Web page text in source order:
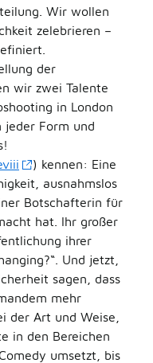
Wir wollen
zelebrieren –
der
wir zwei Talente
in London
jeder Form und
) kennen: Eine
ausnahmslos
Botschafterin für
hat. Ihr großer
ihrer
Und jetzt,
sagen, dass
mehr
der Art und Weise,
in den Bereichen
umsetzt, bis